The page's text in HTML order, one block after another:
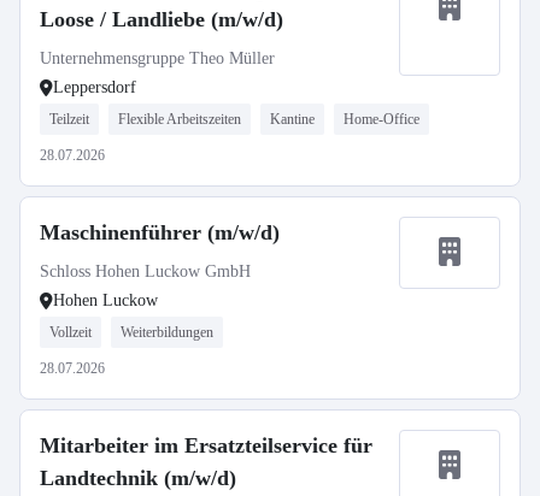
Loose / Landliebe (m/w/d)
Unternehmensgruppe Theo Müller
Leppersdorf
Teilzeit Flexible Arbeitszeiten Kantine Home-Office
28.07.2026
Maschinenführer (m/w/d)
Schloss Hohen Luckow GmbH
Hohen Luckow
Vollzeit Weiterbildungen
28.07.2026
Mitarbeiter im Ersatzteilservice für
Landtechnik (m/w/d)